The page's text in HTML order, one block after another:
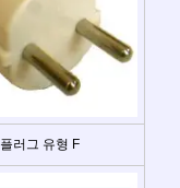
플러그 유형 F